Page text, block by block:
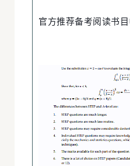
官方推荐备考阅读书